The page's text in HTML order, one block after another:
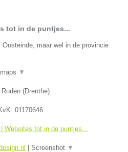
tot in de puntjes...
maar wel in de provincie
▼
Roden (Drenthe)
01170646
Websites tot in de puntjes...
Screenshot ▼